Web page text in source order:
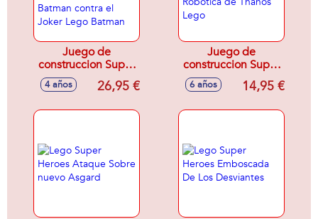
Juego de
construccion Super
Heroes
Persecución en el
4 años 26,95 €
Juego de
construccion Super
Heroes Armadura
Robótica de Thanos
6 años 14,95 €